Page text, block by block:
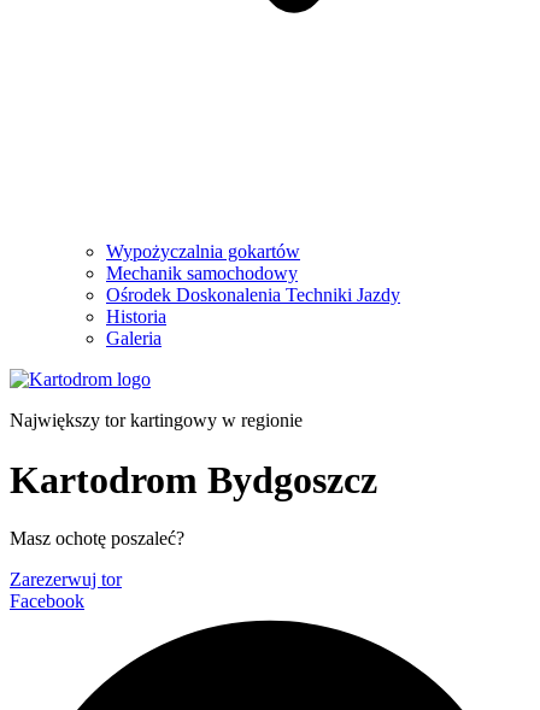
Wypożyczalnia gokartów
Mechanik samochodowy
Ośrodek Doskonalenia Techniki Jazdy
Historia
Galeria
Największy tor kartingowy w regionie
Kartodrom Bydgoszcz
Masz ochotę poszaleć?
Zarezerwuj tor
Facebook